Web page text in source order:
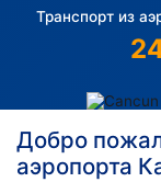
Транспорт из
Добро
аэропорта